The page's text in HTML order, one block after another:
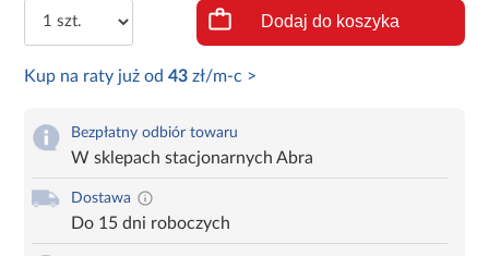
Dodaj do koszyka
Kup na raty już od43 zł/m-c >
Bezpłatny odbiór towaru
W sklepach stacjonarnych Abra
Dostawa
Do 15 dni roboczych